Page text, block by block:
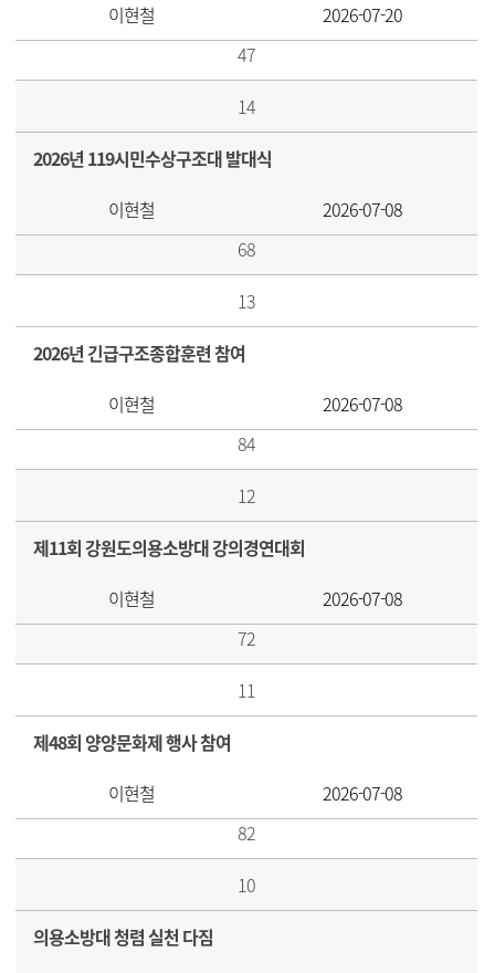
이현철
2026-07-20
47
14
2026년 119시민수상구조대 발대식
이현철
2026-07-08
68
13
2026년 긴급구조종합훈련 참여
이현철
2026-07-08
84
12
제11회 강원도의용소방대 강의경연대회
이현철
2026-07-08
72
11
제48회 양양문화제 행사 참여
이현철
2026-07-08
82
10
의용소방대 청렴 실천 다짐